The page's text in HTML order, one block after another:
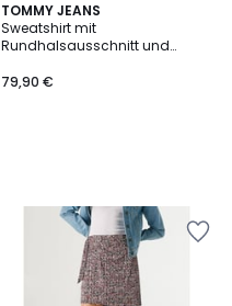
TOMMY JEANS
Sweatshirt mit
Rundhalsausschnitt und
79,90 €